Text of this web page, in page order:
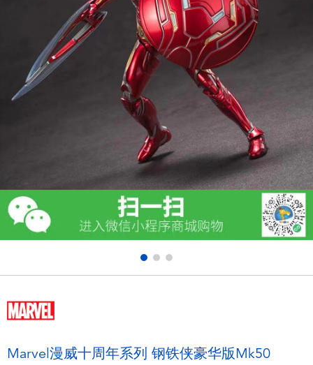
手工艺，文具，蜡笔，泥胶，画板
娃娃，芭比，收藏公仔
益智学习玩具
户外及运动产品
毛绒公仔玩具
Marvel漫威十周年系列 钢铁侠豪华版Mk50